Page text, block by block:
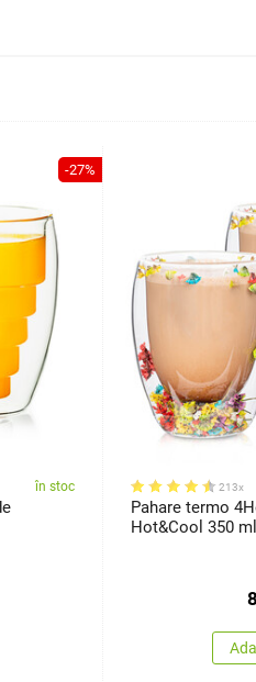
-27%
în stoc 213x
Pahare termo
Hot&Cool 350